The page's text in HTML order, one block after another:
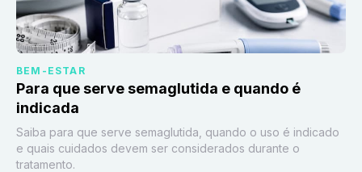
BEM-ESTAR
Para que serve semaglutida e quando é
indicada
Saiba para que serve semaglutida, quando o uso é indicado
e quais cuidados devem ser considerados durante o
tratamento.